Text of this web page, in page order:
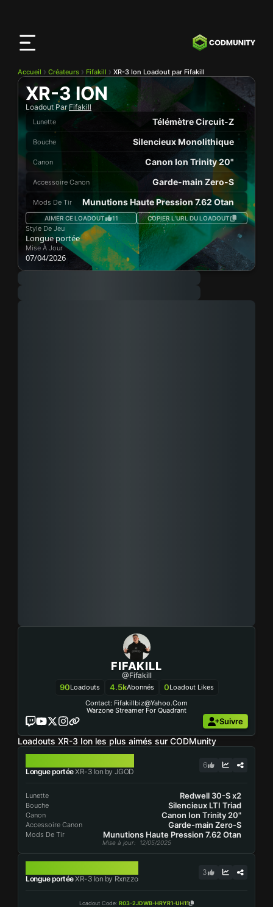
Accueil Créateurs Fifakill XR-3 Ion Loadout par Fifakill
XR-3 ION
Loadout Par Fifakill
Lunette Télémètre Circuit-Z
Bouche Silencieux Monolithique
Canon Canon Ion Trinity 20"
Accessoire Canon Garde-main Zero-S
Mods De Tir Munutions Haute Pression 7.62 Otan
AIMER CE LOADOUT 11 COPIER L’URL DU LOADOUT
Style De Jeu
Longue portée
Mise À Jour
07/04/2026
FIFAKILL
@Fifakill
90Loadouts 4.5kAbonnés 0Loadout Likes
Contact: Fifakillbiz@yahoo.com
Warzone Streamer For Quadrant
Suivre
Loadouts XR-3 Ion les plus aimés sur CODMunity
Longue portéeXR-3 Ion by JGOD
6
Lunette Redwell 30-S x2
Bouche Silencieux LTI Triad
Canon Canon Ion Trinity 20"
Accessoire Canon Garde-main Zero-S
Mods De Tir Munutions Haute Pression 7.62 Otan
Mise à jour: 12/05/2025
Longue portéeXR-3 Ion by Rxnzzo
3
Loadout Code:R03-2JDWB-HRYR1-UH11